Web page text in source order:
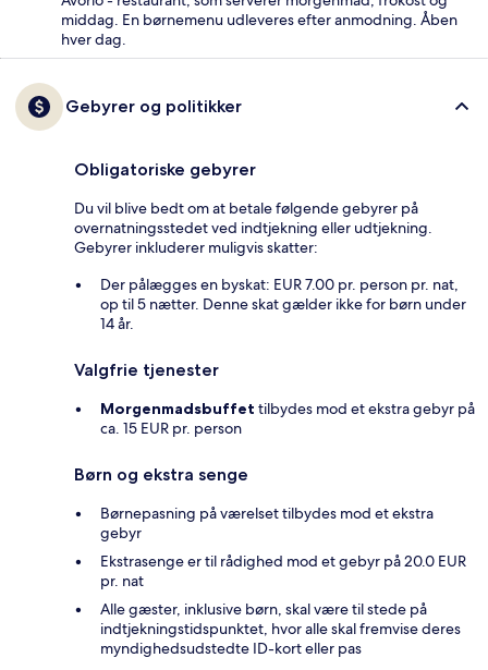
middag. En børnemenu udleveres efter anmodning. Åben
hver dag.
Gebyrer og politikker
Obligatoriske gebyrer
Du vil blive bedt om at betale følgende gebyrer på
overnatningsstedet ved indtjekning eller udtjekning.
Gebyrer inkluderer muligvis skatter:
Der pålægges en byskat: EUR 7.00 pr. person pr. nat,
op til 5 nætter. Denne skat gælder ikke for børn under
14 år.
Valgfrie tjenester
Morgenmadsbuffet tilbydes mod et ekstra gebyr på
ca. 15 EUR pr. person
Børn og ekstra senge
Børnepasning på værelset tilbydes mod et ekstra
gebyr
Ekstrasenge er til rådighed mod et gebyr på 20.0 EUR
pr. nat
Alle gæster, inklusive børn, skal være til stede på
indtjekningstidspunktet, hvor alle skal fremvise deres
myndighedsudstedte ID-kort eller pas